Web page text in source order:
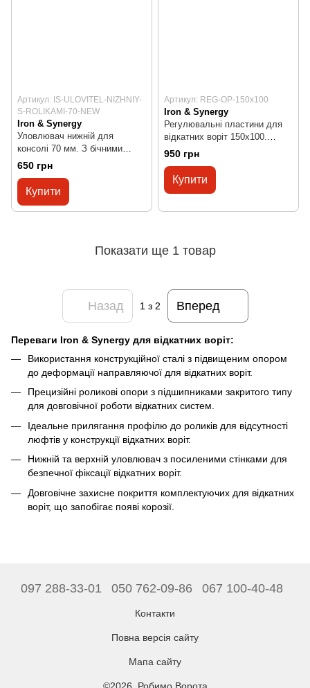
Артикул: IS-ULOVITEL-NIZHNIY-
S-ROLIKAMI-70-NEW
Iron & Synergy
Уловлювач нижній для
консолі 70 мм. З бічними
гумовими роликами
650 грн
Купити
Артикул: REG-OP-150x100
Iron & Synergy
Регулювальні пластини для
відкатних воріт 150х100.
Пара.
950 грн
Купити
Показати ще 1 товар
Назад 1 з 2 Вперед
Переваги Iron & Synergy для відкатних воріт:
Використання конструкційної сталі з підвищеним опором
до деформації направляючої для відкатних воріт.
Прецизійні роликові опори з підшипниками закритого типу
для довговічної роботи відкатних систем.
Ідеальне прилягання профілю до роликів для відсутності
люфтів у конструкції відкатних воріт.
Нижній та верхній уловлювач з посиленими стінками для
безпечної фіксації відкатних воріт.
Довговічне захисне покриття комплектуючих для відкатних
воріт, що запобігає появі корозії.
097 288-33-01 050 762-09-86 067 100-40-48
Контакти
Повна версія сайту
Мапа сайту